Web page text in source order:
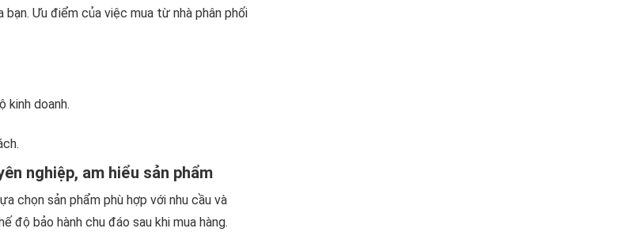
Ưu điểm của việc mua từ nhà phân phối
kinh doanh.
nghiệp, am hiểu sản phẩm
chọn sản phẩm phù hợp với nhu cầu và
độ bảo hành chu đáo sau khi mua hàng.